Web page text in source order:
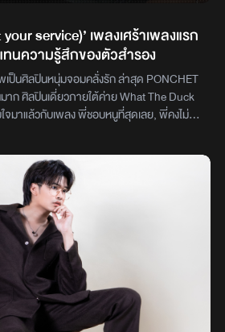
เพลงที่ใช้ได้กับทุกความสัมพันธ์เลยนะครับ
ความรู้สึก แต่อีกมุมก็รู้สึกขอบคุณบทเรียนครั้ง
ง”ส่วนในพาร์ทดนตรีพวกเขาก็ยังคง
Alternative Pop ที่ ผสมกลิ่นของความเป็น
Solo เอกลักษณ์ของ นาว ที่ดีไซน์และผสม
นิดออกมาได้อย่างสร้างสรรค์ สมกับเป็น
service)’ เพลงเศร้าเพลงแรก
ทนความรู้สึกของตัวสำรอง
ป็นศิลปินหนุ่มจอมคลั่งรัก ล่าสุด PONCHET
ก ศิลปินเดี่ยวภายใต้ค่าย What The Duck
จมาแล้วกับเพลง พี่ชอบหนูที่สุดเลย, พี่คงไม่
งที่มีความหมายโรแมนติกแต่ครั้งนี้เขาขอสลับ
ศร้ากับเพลง ‘คอลเซนเตอร์ (At your
การทำเพลงเศร้าครั้งแรกในชีวิต กับการนำ
กให้แฟนเพลงได้รู้จัก เพลงนี้พูดถึงความรู้สึก
ที่พักใจให้ใครคนหนึ่ง โดยเนื้อเพลงพูดถึงคนที่
สตนบายรอเมื่อเขาต้องการส่วนพาร์ตเบื้อง
น PONCHET ที่ได้ดูแลการทำงาน ร่วมกับ นาว-
แห่งวง Mirrr ที่ได้มาร่วมโปรดิวเซอร์เพลงให้
รีของเพลงนี้มีความกลมกล่อมและดูโตขึ้น ฉีก
ห้ดูหนักแน่นขึ้นแต่ก็ฟังง่ายเช่นเดิม เสริมด้วยมิว
รับบทเป็นหนุ่มรอสาย สแตนบายมอบความ